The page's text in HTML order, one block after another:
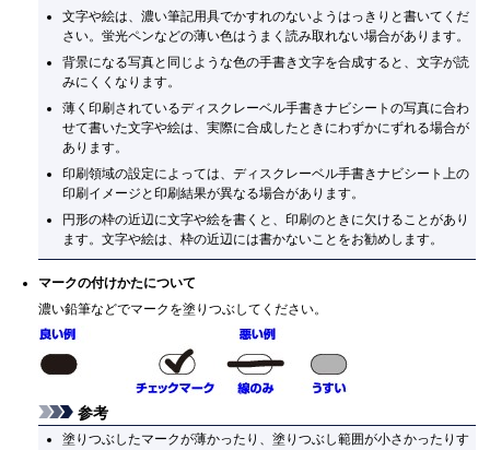
文字や絵は、濃い筆記用具でかすれのないようはっきりと書いてくだ
さい。蛍光ペンなどの薄い色はうまく読み取れない場合があります。
背景になる写真と同じような色の手書き文字を合成すると、文字が読
みにくくなります。
薄く印刷されているディスクレーベル手書きナビシートの写真に合わ
せて書いた文字や絵は、実際に合成したときにわずかにずれる場合が
あります。
印刷領域の設定によっては、ディスクレーベル手書きナビシート上の
印刷イメージと印刷結果が異なる場合があります。
円形の枠の近辺に文字や絵を書くと、印刷のときに欠けることがあり
ます。文字や絵は、枠の近辺には書かないことをお勧めします。
マークの付けかたについて
濃い鉛筆などでマークを塗りつぶしてください。
参考
塗りつぶしたマークが薄かったり、塗りつぶし範囲が小さかったりす